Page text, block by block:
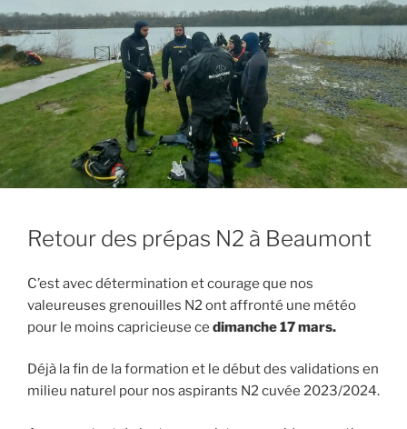
Retour des prépas N2 à Beaumont
C’est avec détermination et courage que nos
valeureuses grenouilles N2 ont affronté une météo
pour le moins capricieuse ce dimanche 17 mars.
Déjà la fin de la formation et le début des validations en
milieu naturel pour nos aspirants N2 cuvée 2023/2024.